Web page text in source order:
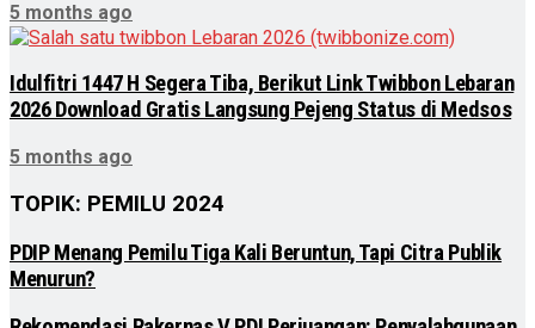
5 months ago
Idulfitri 1447 H Segera Tiba, Berikut Link Twibbon Lebaran
2026 Download Gratis Langsung Pejeng Status di Medsos
5 months ago
TOPIK: PEMILU 2024
PDIP Menang Pemilu Tiga Kali Beruntun, Tapi Citra Publik
Menurun?